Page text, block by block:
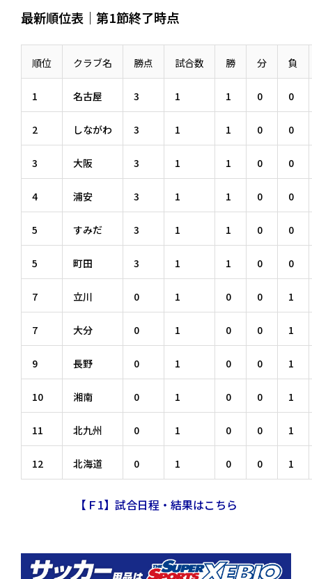
最新順位表｜第1節終了時点
順位 クラブ名 勝点 試合数 勝 分 負
1 名古屋 3 1 1 0 0
2 しながわ 3 1 1 0 0
3 大阪 3 1 1 0 0
4 浦安 3 1 1 0 0
5 すみだ 3 1 1 0 0
5 町田 3 1 1 0 0
7 立川 0 1 0 0 1
7 大分 0 1 0 0 1
9 長野 0 1 0 0 1
10 湘南 0 1 0 0 1
11 北九州 0 1 0 0 1
12 北海道 0 1 0 0 1
【 Ｆ1】試合日程・結果はこちら